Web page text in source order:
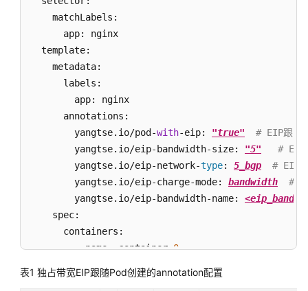
网
服
（Service）
    matchLabels:
      app: nginx
  template:
    metadata:
      labels:
        app: nginx
      annotations:
        yangtse.io/pod-
with-eip: "true"
# EIP跟随
        yangtse.io/eip-bandwidth-size:
"5"
# EIP
        yangtse.io/eip-network-
type: 5_bgp
# EIP
        yangtse.io/eip-charge-mode:
bandwidth
#
        yangtse.io/eip-bandwidth-name:
    spec:
      containers:
        - name: container-
0
          resources:
表1 独占带宽EIP跟随Pod创建的annotation配置